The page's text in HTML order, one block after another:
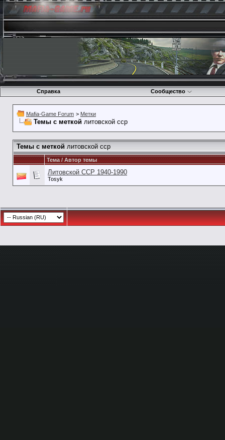
Справка Сообщество
Mafia-Game Forum > Метки
Темы с меткой литовской сср
Темы с меткой литовской сср
Тема / Автор темы
Литовской ССР 1940-1990
Tosyk